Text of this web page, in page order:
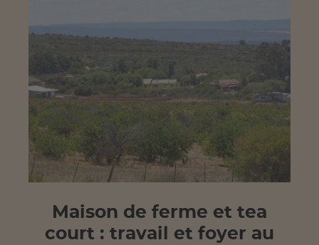
Maison de ferme et tea
court : travail et foyer au